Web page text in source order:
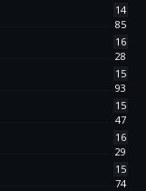
14
85
16
28
15
93
15
47
16
29
15
74